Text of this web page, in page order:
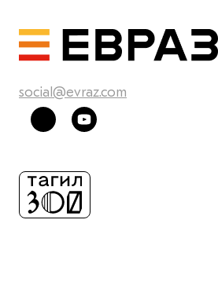
social@evraz.com